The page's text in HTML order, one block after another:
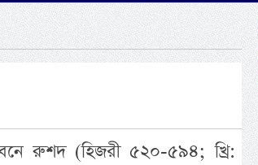
রুশদ (হিজরী ৫২০-৫৯৪; খ্রি: